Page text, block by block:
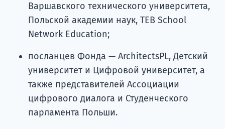
Варшавского технического университета,
Польской академии наук, TEB School
Network Education;
посланцев Фонда — ArchitectsPL, Детский
университет и Цифровой университет, а
также представителей Ассоциации
цифрового диалога и Студенческого
парламента Польши.